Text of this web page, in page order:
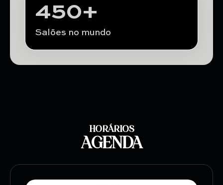
Salões no mundo
450+
HORÁRIOS
AGENDA